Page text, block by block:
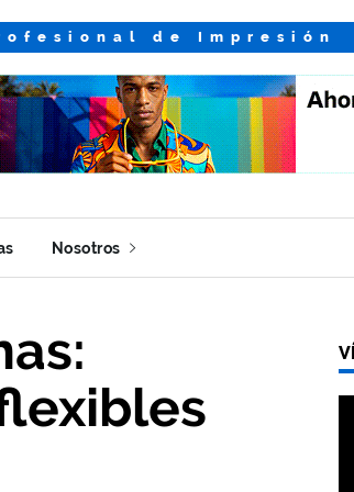
de Impresión
Nosotros